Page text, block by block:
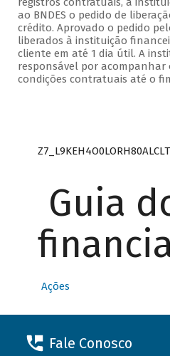
ao BNDES o pedido de
crédito. Aprovado o pedido
liberados à instituição
cliente em até 1 dia útil. A
responsável por acompanhar
condições contratuais até o
Guia
Ações
Fale Conosco